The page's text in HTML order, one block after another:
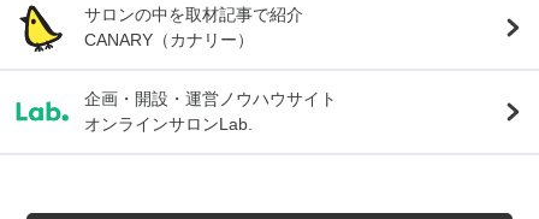
サロンの中を取材記事で紹介
CANARY（カナリー）
企画・開設・運営ノウハウサイト
オンラインサロンLab.